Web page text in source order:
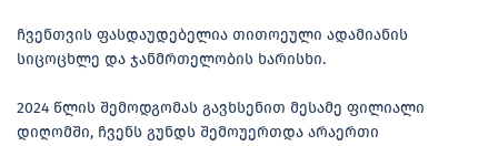
ჩვენთვის ფასდაუდებელია თითოეული ადამიანის
სიცოცხლე და ჯანმრთელობის ხარისხი.
2024 წლის შემოდგომას გავხსენით მესამე ფილიალი
დიღომში, ჩვენს გუნდს შემოუერთდა არაერთი